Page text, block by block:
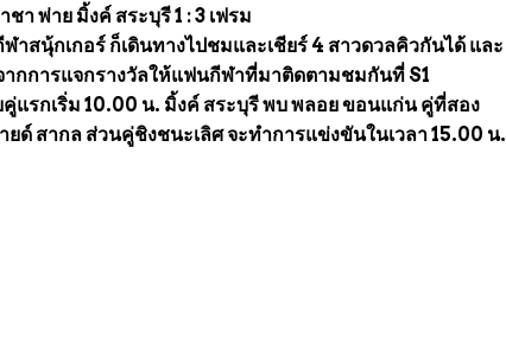
า พ่าย มิ้งค์ สระบุรี 1 : 3 เฟรม
สนุ้กเกอร์ ก็เดินทางไปชมและเชียร์ 4 สาวดวลคิวกันได้ และ
ากการแจกรางวัลให้แฟนกีฬาที่มาติดตามชมกันที่ S1
กเริ่ม 10.00 น. มิ้งค์ สระบุรี พบ พลอย ขอนแก่น คู่ที่สอง
ยด์ สากล ส่วนคู่ชิงชนะเลิศ จะทำการแข่งขันในเวลา 15.00 น.